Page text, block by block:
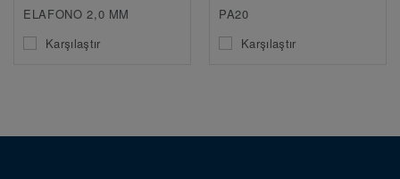
ELAFONO 2,0 MM
Karşılaştır
PA20
Karşılaştır